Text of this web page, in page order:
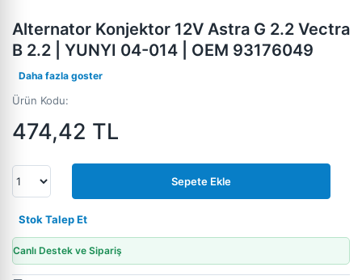
Alternator Konjektor 12V Astra G 2.2 Vectra
B 2.2 | YUNYI 04-014 | OEM 93176049
Daha fazla goster
Ürün Kodu:
474,42 TL
Sepete Ekle
Stok Talep Et
Canlı Destek ve Sipariş